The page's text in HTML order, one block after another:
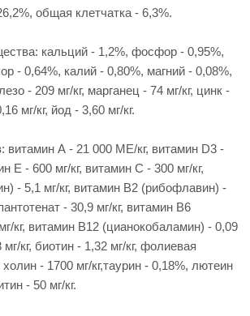
общая клетчатка - 6,3%.
кальций - 1,2%, фосфор - 0,95%,
- 0,64%, калий - 0,80%, магний - 0,08%,
- 209 мг/кг, марганец - 74 мг/кг, цинк -
мг/кг, йод - 3,60 мг/кг.
витамин А - 21 000 МЕ/кг, витамин D3 -
Е - 600 мг/кг, витамин С - 300 мг/кг,
- 5,1 мг/кг, витамин В2 (рибофлавин) -
- 30,9 мг/кг, витамин В6
кг, витамин В12 (цианокобаламин) - 0,09
мг/кг, биотин - 1,32 мг/кг, фолиевая
холин - 1700 мг/кг,таурин - 0,18%, лютеин
- 50 мг/кг.